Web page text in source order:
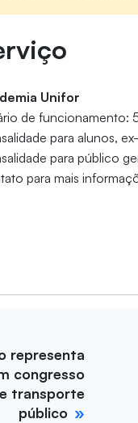
Unifor
de funcionamento:
para alunos,
para público
para mais
representa
congresso
transporte
público